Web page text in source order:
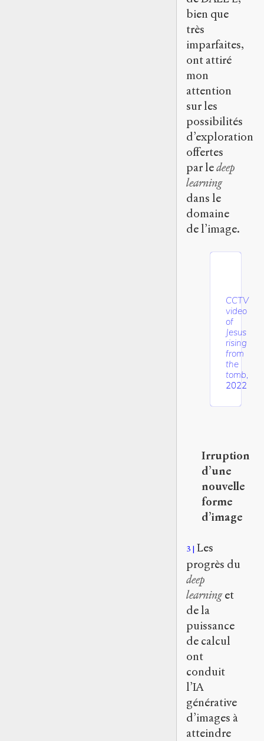
bien que
très
imparfaites,
ont attiré
mon
attention
sur les
possibilités
d’exploration
offertes
par ledeep
learning
dans le
domaine
de l’image.
CCTV
video
of
Jesus
rising
from
the
tomb,
2022
Irruption
d’une
nouvelle
forme
d’image
3
Les
progrès du
deep
learninget
de la
puissance
de calcul
ont
conduit
l’IA
générative
d’images à
atteindre